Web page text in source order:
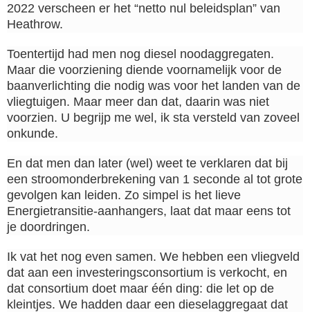
2022 verscheen er het “netto nul beleidsplan” van
Heathrow.
Toentertijd had men nog diesel noodaggregaten.
Maar die voorziening diende voornamelijk voor de
baanverlichting die nodig was voor het landen van de
vliegtuigen. Maar meer dan dat, daarin was niet
voorzien. U begrijp me wel, ik sta versteld van zoveel
onkunde.
En dat men dan later (wel) weet te verklaren dat bij
een stroomonderbrekening van 1 seconde al tot grote
gevolgen kan leiden. Zo simpel is het lieve
Energietransitie-aanhangers, laat dat maar eens tot
je doordringen.
Ik vat het nog even samen. We hebben een vliegveld
dat aan een investeringsconsortium is verkocht, en
dat consortium doet maar één ding: die let op de
kleintjes. We hadden daar een dieselaggregaat dat